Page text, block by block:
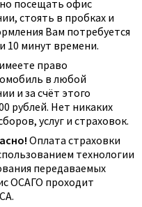
посещать офис
стоять в пробках и
Вам потребуется
10 минут времени.
право
в любой
и за счёт этого
рублей. Нет никаких
услуг и страховок.
Оплата страховки
технологии
передаваемых
ОСАГО проходит